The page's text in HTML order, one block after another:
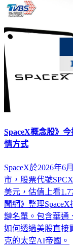
娛樂
SpaceX概念股》
SpaceX於2026年6
市，股票代號
美元，估值上看
聞網》整理
鏈名單。包含華通
如何透過美股直接